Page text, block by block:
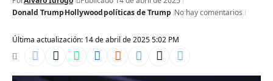
Última actualización: 14 de abril de 2025 5:02 PM
Donald TrumpHollywoodpolíticas de Trump No hay comentarios